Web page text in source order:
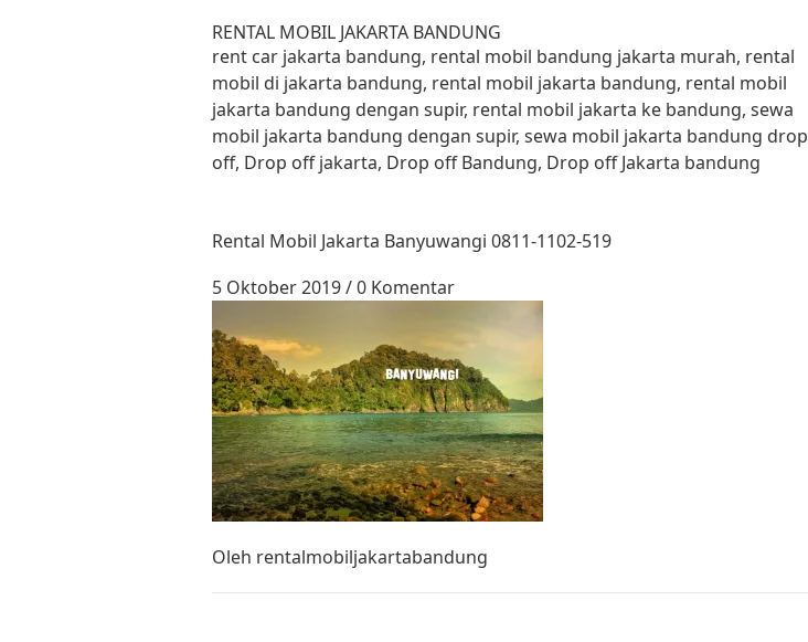
RENTAL MOBIL JAKARTA BANDUNG
rent car jakarta bandung, rental mobil bandung jakarta murah, rental
mobil di jakarta bandung, rental mobil jakarta bandung, rental mobil
jakarta bandung dengan supir, rental mobil jakarta ke bandung, sewa
mobil jakarta bandung dengan supir, sewa mobil jakarta bandung drop
off, Drop off jakarta, Drop off Bandung, Drop off Jakarta bandung
Rental Mobil Jakarta Banyuwangi 0811-1102-519
5 Oktober 2019/0 Komentar
Oleh rentalmobiljakartabandung